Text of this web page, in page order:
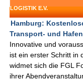
LOGISTIK E.V.
Hamburg:
Transport- und
Innovative und
ist ein erster Schritt in
widmet sich die FGL
ihrer